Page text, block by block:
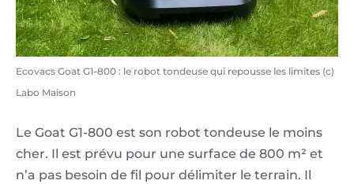
Ecovacs Goat G1-800 : le robot tondeuse qui repousse les limites (c)
Labo Maison
Le Goat G1-800 est son robot tondeuse le moins
cher. Il est prévu pour une surface de 800 m² et
n’a pas besoin de fil pour délimiter le terrain. Il